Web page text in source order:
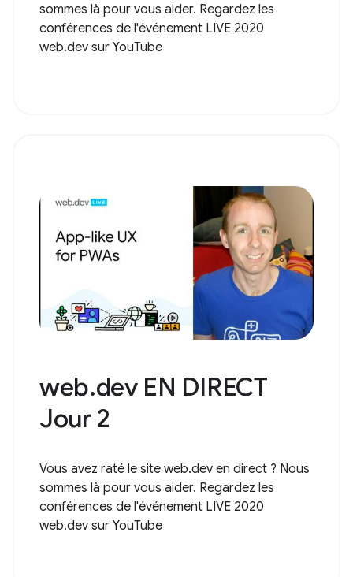
sommes là pour vous aider. Regardez les
conférences de l'événement LIVE 2020
web.dev sur YouTube
web.dev EN DIRECT
Jour 2
Vous avez raté le site web.dev en direct ? Nous
sommes là pour vous aider. Regardez les
conférences de l'événement LIVE 2020
web.dev sur YouTube